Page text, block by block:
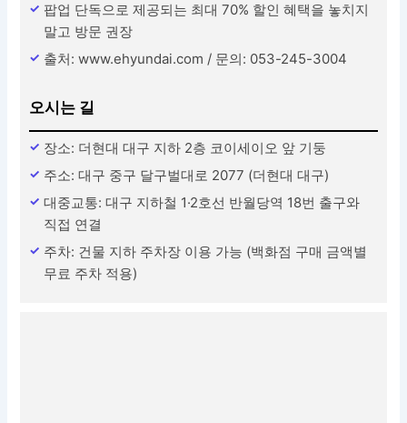
팝업 단독으로 제공되는 최대 70% 할인 혜택을 놓치지
말고 방문 권장
출처: www.ehyundai.com / 문의: 053-245-3004
오시는 길
장소: 더현대 대구 지하 2층 코이세이오 앞 기둥
주소: 대구 중구 달구벌대로 2077 (더현대 대구)
대중교통: 대구 지하철 1·2호선 반월당역 18번 출구와
직접 연결
주차: 건물 지하 주차장 이용 가능 (백화점 구매 금액별
무료 주차 적용)